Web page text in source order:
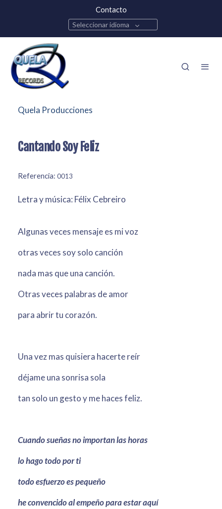
Contacto
Seleccionar idioma
Quela Producciones
Cantando Soy Feliz
Referencia: 0013
Letra y música: Félix Cebreiro
Algunas veces mensaje es mi voz
otras veces soy solo canción
nada mas que una canción.
Otras veces palabras de amor
para abrir tu corazón.
Una vez mas quisiera hacerte reír
déjame una sonrisa sola
tan solo un gesto y me haces feliz.
Cuando sueñas no importan las horas
lo hago todo por ti
todo esfuerzo es pequeño
he convencido al empeño para estar aquí